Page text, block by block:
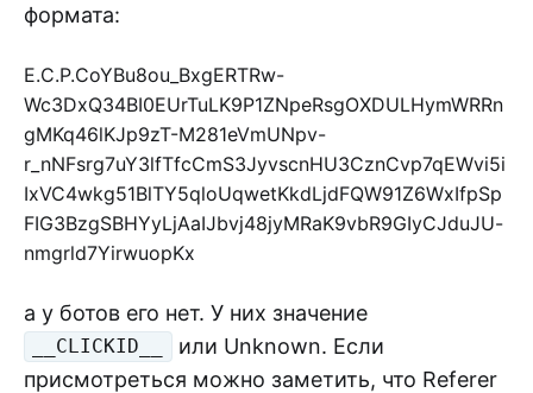
формата:
E.C.P.CoYBu8ou_BxgERTRw-
Wc3DxQ34BI0EUrTuLK9P1ZNpeRsgOXDULHymWRRn
gMKq46lKJp9zT-M281eVmUNpv-
r_nNFsrg7uY3lfTfcCmS3JyvscnHU3CznCvp7qEWvi5i
IxVC4wkg51BlTY5qloUqwetKkdLjdFQW91Z6WxIfpSp
FIG3BzgSBHYyLjAaIJbvj48jyMRaK9vbR9GIyCJduJU-
nmgrld7YirwuopKx
а у ботов его нет. У них значение
__CLICKID__
или Unknown. Если
присмотреться можно заметить, что Referer